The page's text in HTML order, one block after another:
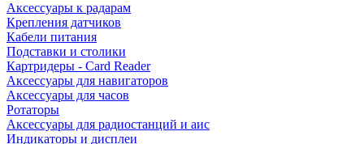
Аксессуары к радарам
Крепления датчиков
Кабели питания
Подставки и столики
Картридеры - Card Reader
Аксессуары для навигаторов
Аксессуары для часов
Ротаторы
Аксессуары для радиостанций и аис
Индикаторы и дисплеи